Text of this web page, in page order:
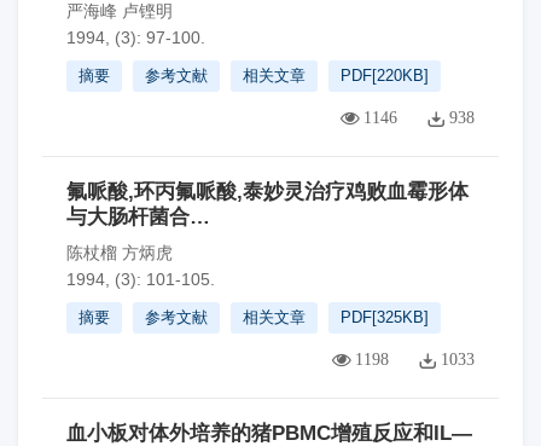
严海峰 卢铿明
1994, (3): 97-100.
摘要 参考文献 相关文章 PDF[220KB]
1146 938
氟哌酸,环丙氟哌酸,泰妙灵治疗鸡败血霉形体
与大肠杆菌合…
陈杖榴 方炳虎
1994, (3): 101-105.
摘要 参考文献 相关文章 PDF[325KB]
1198 1033
血小板对体外培养的猪PBMC增殖反应和IL—